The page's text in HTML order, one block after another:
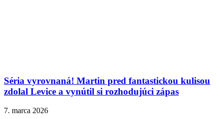
Séria vyrovnaná! Martin pred fantastickou kulisou
zdolal Levice a vynútil si rozhodujúci zápas
7. marca 2026